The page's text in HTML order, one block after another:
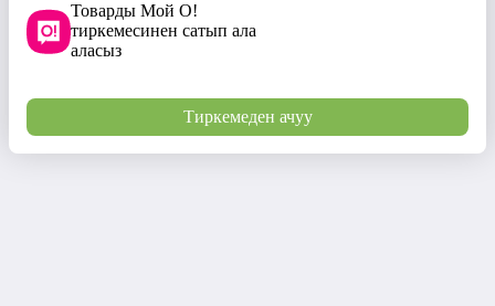
Товарды Мой О!
тиркемесинен сатып ала
аласыз
Тиркемеден ачуу